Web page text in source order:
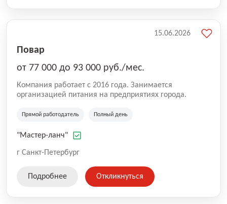
Повар
от 77 000 до 93 000 руб./мес.
Компания работает с 2016 года. Занимается
организацией питания на предприятиях города.
Прямой работодатель Полный день
"Мастер-ланч"
г Санкт-Петербург
15.06.2026
Подробнее Откликнуться